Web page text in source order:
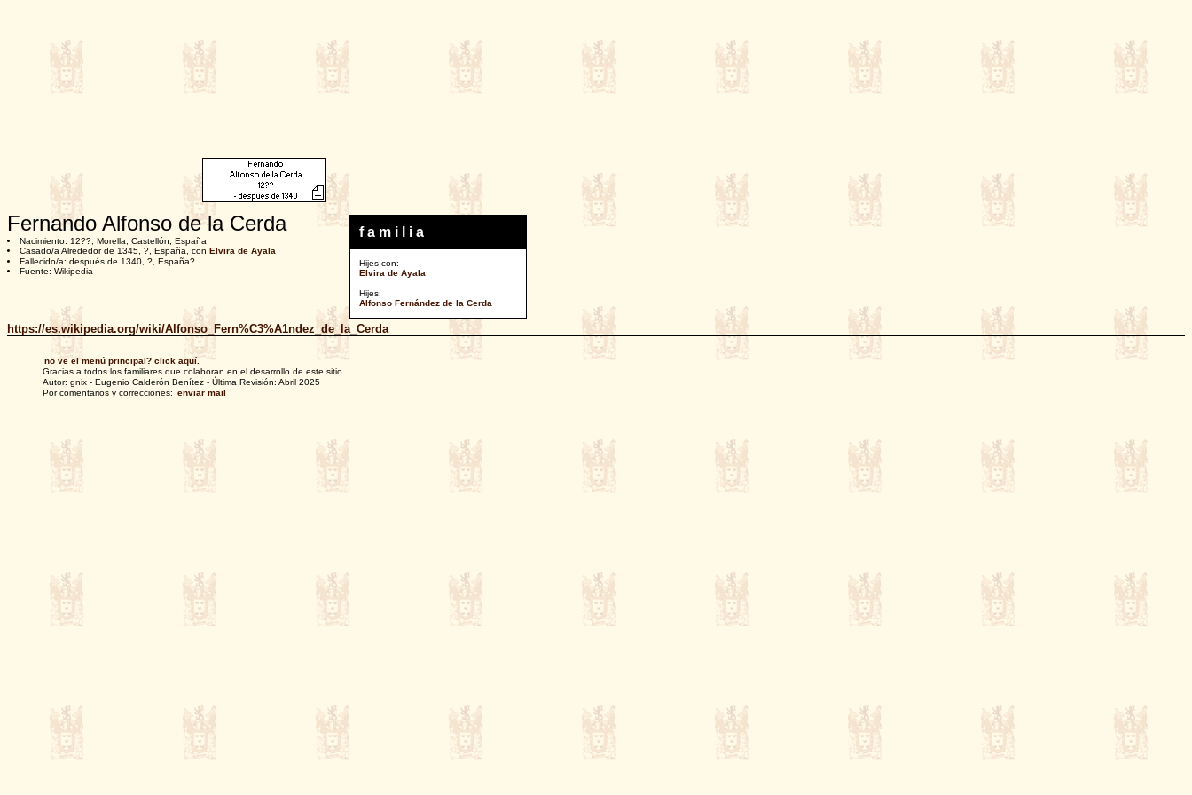
f a m i l i a
Hijes con:
Elvira de Ayala
Hijes:
Alfonso Fernández de la Cerda
Fernando Alfonso de la Cerda
Nacimiento: 12??, Morella, Castellón, España
Casado/a Alrededor de 1345, ?, España, con Elvira de Ayala
Fallecido/a: después de 1340, ?, España?
Fuente: Wikipedia
https://es.wikipedia.org/wiki/Alfonso_Fern%C3%A1ndez_de_la_Cerda
no ve el menú principal? click aquí.
Gracias a todos los familiares que colaboran en el desarrollo de este sitio.
Autor: gnix - Eugenio Calderón Benítez - Última Revisión: Abril 2025
Por comentarios y correcciones: enviar mail